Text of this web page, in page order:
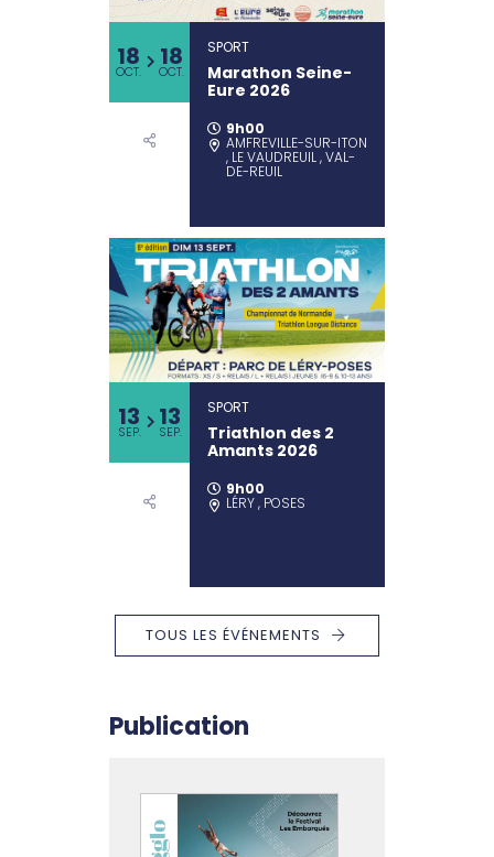
18
OCT. 18
OCT.
SPORT
Marathon Seine-
Eure 2026
9h00
AMFREVILLE-SUR-ITON
, LE VAUDREUIL , VAL-
DE-REUIL
13
SEP. 13
SEP.
SPORT
Triathlon des 2
Amants 2026
9h00
LÉRY , POSES
TOUS LES ÉVÉNEMENTS
Publication